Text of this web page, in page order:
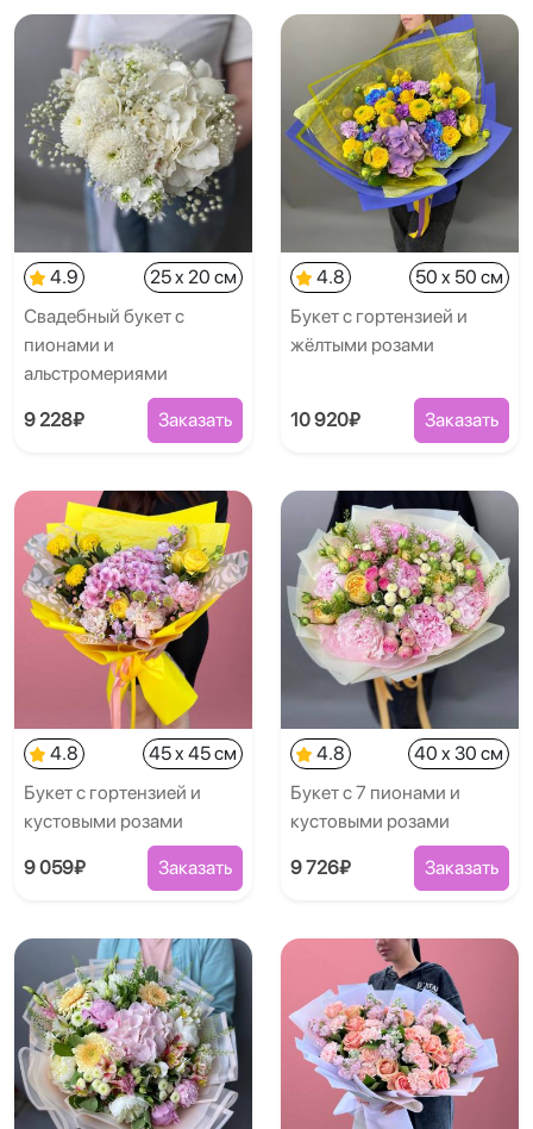
4.9
25 x 20 см
Свадебный букет с
пионами и
альстромериями
9 228₽ Заказать
4.8
50 x 50 см
Букет с гортензией и
жёлтыми розами
10 920₽ Заказать
4.8
45 x 45 см
Букет с гортензией и
кустовыми розами
9 059₽ Заказать
4.8
40 x 30 см
Букет с 7 пионами и
кустовыми розами
9 726₽ Заказать